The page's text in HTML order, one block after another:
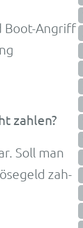
Boot-Angriff
zahlen?
Soll man
zah­